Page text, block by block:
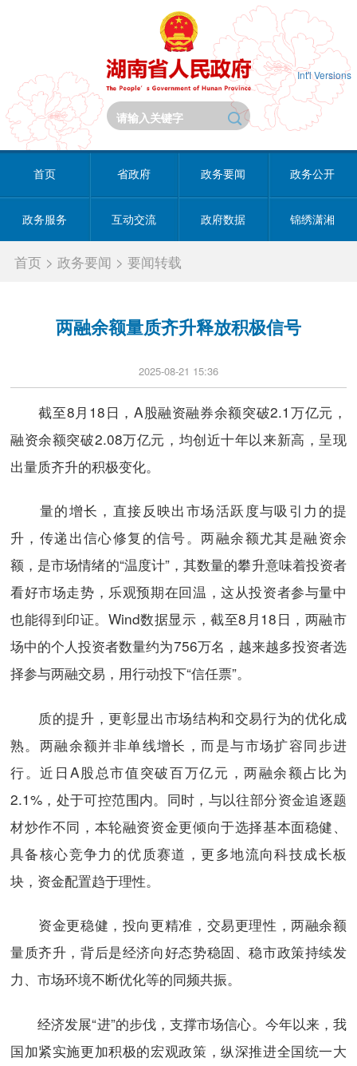
Int'l Versions
首页 省政府 政务要闻 政务公开
政务服务 互动交流 政府数据 锦绣潇湘
首页 >政务要闻 >要闻转载
两融余额量质齐升释放积极信号
2025-08-21 15:36
截至8月18日，A股融资融券余额突破2.1万亿元，
融资余额突破2.08万亿元，均创近十年以来新高，呈现
出量质齐升的积极变化。
量的增长，直接反映出市场活跃度与吸引力的提
升，传递出信心修复的信号。两融余额尤其是融资余
额，是市场情绪的“温度计”，其数量的攀升意味着投资者
看好市场走势，乐观预期在回温，这从投资者参与量中
也能得到印证。Wind数据显示，截至8月18日，两融市
场中的个人投资者数量约为756万名，越来越多投资者选
择参与两融交易，用行动投下“信任票”。
质的提升，更彰显出市场结构和交易行为的优化成
熟。两融余额并非单线增长，而是与市场扩容同步进
行。近日A股总市值突破百万亿元，两融余额占比为
2.1%，处于可控范围内。同时，与以往部分资金追逐题
材炒作不同，本轮融资资金更倾向于选择基本面稳健、
具备核心竞争力的优质赛道，更多地流向科技成长板
块，资金配置趋于理性。
资金更稳健，投向更精准，交易更理性，两融余额
量质齐升，背后是经济向好态势稳固、稳市政策持续发
力、市场环境不断优化等的同频共振。
经济发展“进”的步伐，支撑市场信心。今年以来，我
国加紧实施更加积极的宏观政策，纵深推进全国统一大